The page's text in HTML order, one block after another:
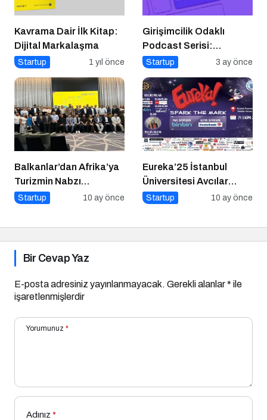
Kavrama Dair İlk Kitap:
Dijital Markalaşma
Startup 1 yıl önce
Girişimcilik Odaklı
Podcast Serisi:
Girişimcilerin Büyük
Startup 3 ay önce
Balkanlar’dan Afrika’ya
Turizmin Nabzı
Uzakrota Dubai’de Attı
Startup 10 ay önce
Eureka’25 İstanbul
Üniversitesi Avcılar
Kampüsü İşletme
Startup 10 ay önce
Bir Cevap Yaz
E-posta adresiniz yayınlanmayacak. Gerekli alanlar* ile
işaretlenmişlerdir
Yorumunuz *
Adınız *